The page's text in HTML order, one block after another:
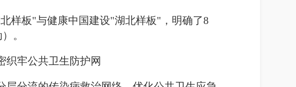
样板"与健康中国建设"湖北样板"，明确了8
。
织牢公共卫生防护网